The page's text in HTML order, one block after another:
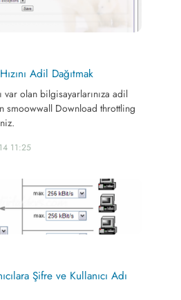
Adil Dağıtmak
var olan bilgisayarlarınıza adil
smoowwall Download throttling
11:25
Şifre ve Kullanıcı Adı